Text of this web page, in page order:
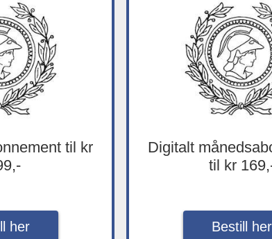
til kr
her
Digitalt
til kr
Bestill her